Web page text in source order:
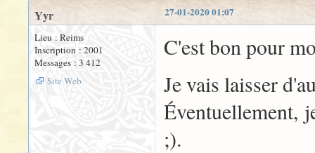
27-01-2020 01:07
Yyr
Lieu : Reims
Inscription : 2001
Messages : 3 412
Site Web
C'est bon pour
Je vais laisser
Éventuellement,
;).